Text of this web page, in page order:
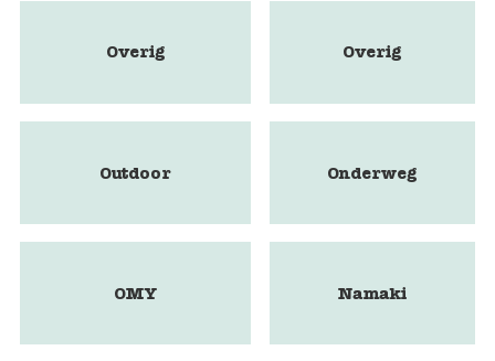
Overig Overig
Outdoor Onderweg
OMY Namaki